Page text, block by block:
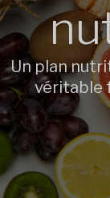
Un plan
véritable